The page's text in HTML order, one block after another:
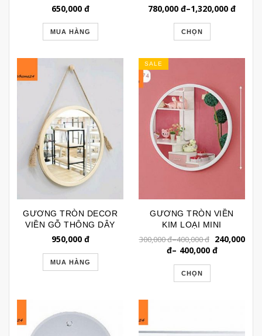
TRẮNG 075
650,000đ
MUA HÀNG
SẪM VÂN GỖ BL172
780,000 đ–1,320,000 đ
CHỌN
GƯƠNG TRÒN DECOR
VIỀN GỖ THÔNG DÂY
THỪNG GTR107FD
950,000đ
MUA HÀNG
SALE
GƯƠNG TRÒN VIỀN
KIM LOẠI MINI
GTR074R
300,000đ–400,000đ 240,000
đ– 400,000đ
CHỌN